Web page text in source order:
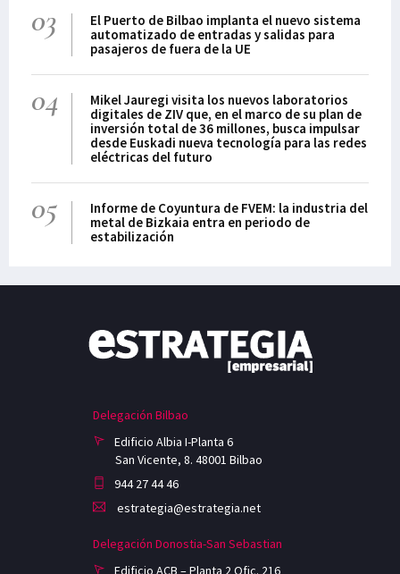
03
El Puerto de Bilbao implanta el nuevo sistema
automatizado de entradas y salidas para
pasajeros de fuera de la UE
04
Mikel Jauregi visita los nuevos laboratorios
digitales de ZIV que, en el marco de su plan de
inversión total de 36 millones, busca impulsar
desde Euskadi nueva tecnología para las redes
eléctricas del futuro
05
Informe de Coyuntura de FVEM: la industria del
metal de Bizkaia entra en periodo de
estabilización
Delegación Bilbao
Edificio Albia I-Planta 6
San Vicente, 8. 48001 Bilbao
944 27 44 46
estrategia@estrategia.net
Delegación Donostia-San Sebastian